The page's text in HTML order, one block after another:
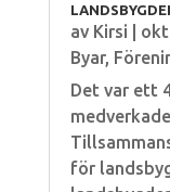
av Kirsi okt
Byar,
Det var ett
för